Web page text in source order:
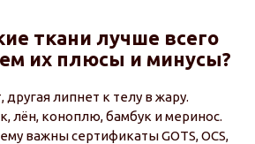
ткани лучше всего
их плюсы и минусы?
липнет к телу в жару.
лён, коноплю, бамбук и меринос.
важны сертификаты GOTS, OCS,